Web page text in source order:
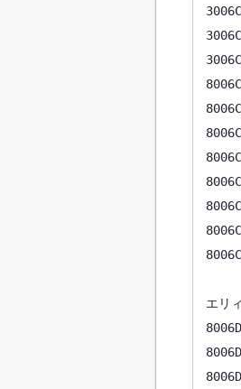
エリィ